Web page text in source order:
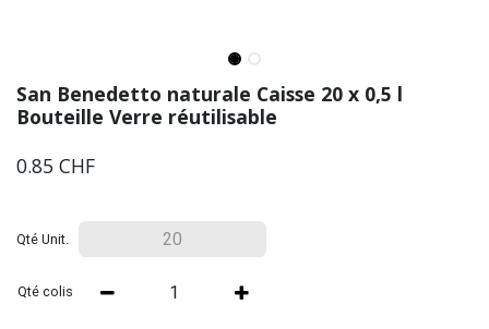
San Benedetto naturale Caisse 20 x 0,5 l
Bouteille Verre réutilisable
0.85 CHF
Qté Unit.
Qté colis